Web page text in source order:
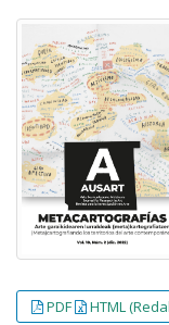
PDF HTML